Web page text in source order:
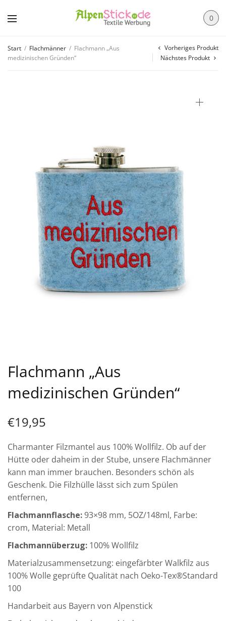
0
Start / Flachmänner / Flachmann „Aus
medizinischen Gründen“
Vorheriges Produkt
Nächstes Produkt
Flachmann „Aus
medizinischen Gründen“
€19,95
Charmanter Filzmantel aus 100% Wollfilz. Ob auf der
Hütte oder daheim in der Stube, unsere Flachmänner
kann man immer brauchen. Besonders schön als
Geschenk. Die Filzhülle lässt sich zum Spülen
entfernen,
Flachmannflasche:93×98 mm, 5OZ/148ml, Farbe:
crom, Material: Metall
Flachmannüberzug: 100% Wollfilz
Materialzusammensetzung: eingefärbter Walkfilz aus
100% Wolle geprüfte Qualität nach Oeko-Tex®Standard
100
Handarbeit aus Bayern von Alpenstick